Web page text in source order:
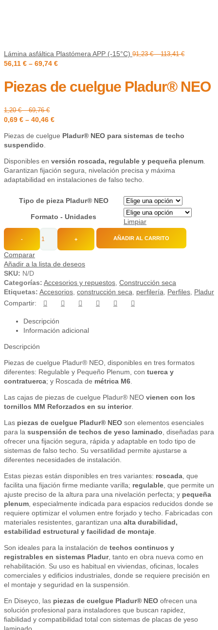
Lámina asfáltica Plastómera APP (-15°C) 91,23€–113,41€
56,11 € – 69,74 €
Piezas de cuelgue Pladur® NEO
1,20€–69,76€
0,69 € – 40,46 €
Piezas de cuelgue Pladur® NEO para sistemas de techo
suspendido
Disponibles en versión roscada, regulable y pequeña plenum
Garantizan fijación segura, nivelación precisa y máxima
adaptabilidad en instalaciones de falso techo.
Tipo de pieza Pladur® NEO
Formato - Unidades
Limpiar
- + AÑADIR AL CARRITO
Comparar
Añadir a la lista de deseos
SKU: N/D
Categorías: Accesorios y repuestos Construcción seca
Etiquetas: Accesorios construcción seca perfilería Perfiles Pladur
Compartir:
Descripción
Información adicional
Descripción
Piezas de cuelgue Pladur® NEO, disponibles en tres formatos
diferentes: Regulable y Pequeño Plenum, con tuerca y
contratuerca; y Roscada de métrica M6
Las cajas de piezas de cuelgue Pladur® NEO vienen con los
tornillos MM Reforzados en su interior.
Las piezas de cuelgue Pladur® NEO son elementos esenciales
para la suspensión de techos de yeso laminado , diseñadas para
ofrecer una fijación segura, rápida y adaptable en todo tipo de
sistemas de falso techo. Su versatilidad permite ajustarse a
diferentes necesidades de instalación.
Estas piezas están disponibles en tres variantes: roscada , que
facilita una fijación firme mediante varilla; regulable , que permite un
ajuste preciso de la altura para una nivelación perfecta; y pequeña
plenum , especialmente indicada para espacios reducidos donde se
requiere optimizar el volumen entre forjado y techo. Fabricadas con
materiales resistentes, garantizan una alta durabilidad,
estabilidad estructural y facilidad de montaje
Son ideales para la instalación de techos continuos y
registrables en sistemas Pladur, tanto en obra nueva como en
rehabilitación. Su uso es habitual en viviendas, oficinas, locales
comerciales y edificios industriales, donde se requiere precisión en
el montaje y seguridad en la suspensión.
En Diseyco, las piezas de cuelgue Pladur® NEO ofrecen una
solución profesional para instaladores que buscan rapidez,
fiabilidad y compatibilidad total con sistemas de placas de yeso